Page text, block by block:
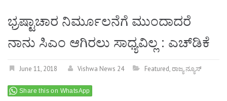
ಭ್ರಷ್ಟಾಚಾರ ನಿರ್ಮೂಲನೆಗೆ ಮುಂದಾದರೆ
ನಾನು ಸಿಎಂ ಆಗಿರಲು ಸಾಧ್ಯವಿಲ್ಲ : ಎಚ್‍ಡಿಕೆ
June 11, 2018 Vishwa News 24 Featured,ರಾಜ್ಯ ನ್ಯೂಸ್
Share this on WhatsApp